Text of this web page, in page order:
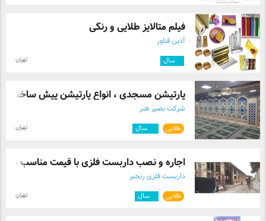
فیلم متالایز طلایی و رنگی
آذین فناور
سال تهران
پارتیشن مسجدی ، انواع پارتیشن پیش ساخته ...
شرکت بصیر هنر
طلایی سال تهران
اجاره و نصب داربست فلزی با قیمت مناسب در
داربست فلزی رنجبر
طلایی سال تهران